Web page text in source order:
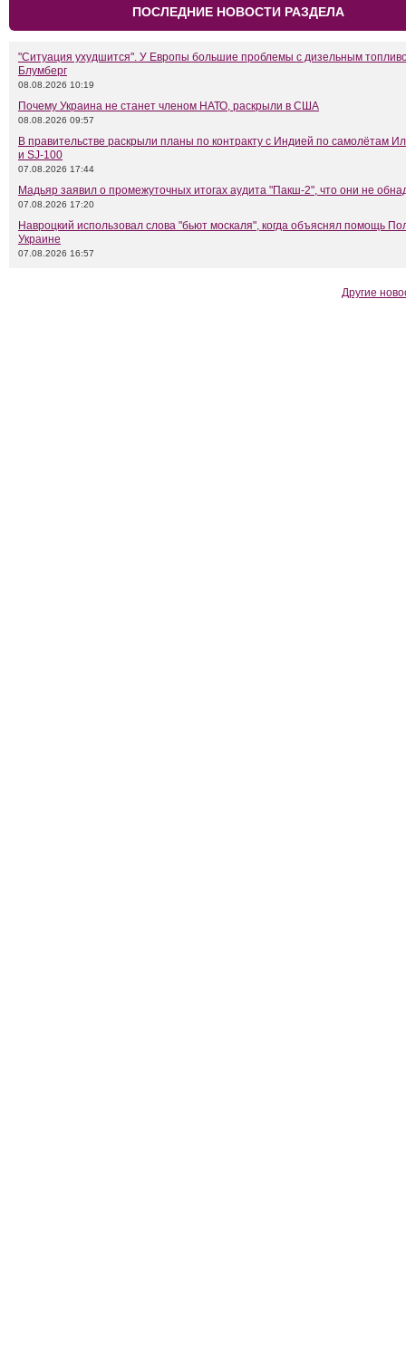
ПОСЛЕДНИЕ НОВОСТИ РАЗДЕЛА
"Ситуация ухудшится". У Европы большие проблемы с дизельным
Блумберг
08.08.2026 10:19
Почему Украина не станет членом НАТО, раскрыли в США
08.08.2026 09:57
В правительстве раскрыли планы по контракту с Индией по самолётам
и SJ-100
07.08.2026 17:44
Мадьяр заявил о промежуточных итогах аудита "Пакш-2", что они не
07.08.2026 17:20
Навроцкий использовал слова "бьют москаля", когда объяснял помощь
Украине
07.08.2026 16:57
Другие